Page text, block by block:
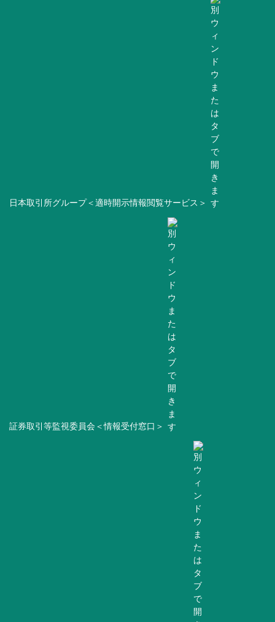
日本取引所グループ＜適時開示情報閲覧サービス＞
証券取引等監視委員会＜情報受付窓口＞